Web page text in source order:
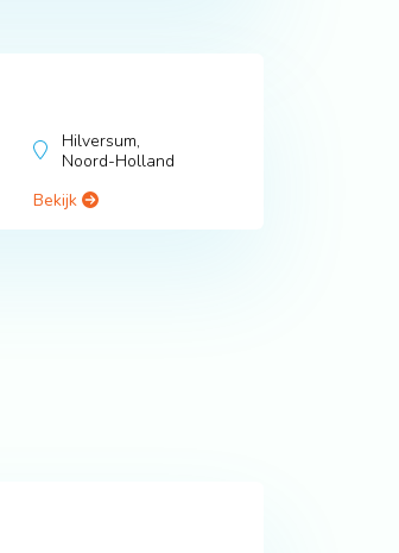
Hilversum,
Noord-Holland
Bekijk